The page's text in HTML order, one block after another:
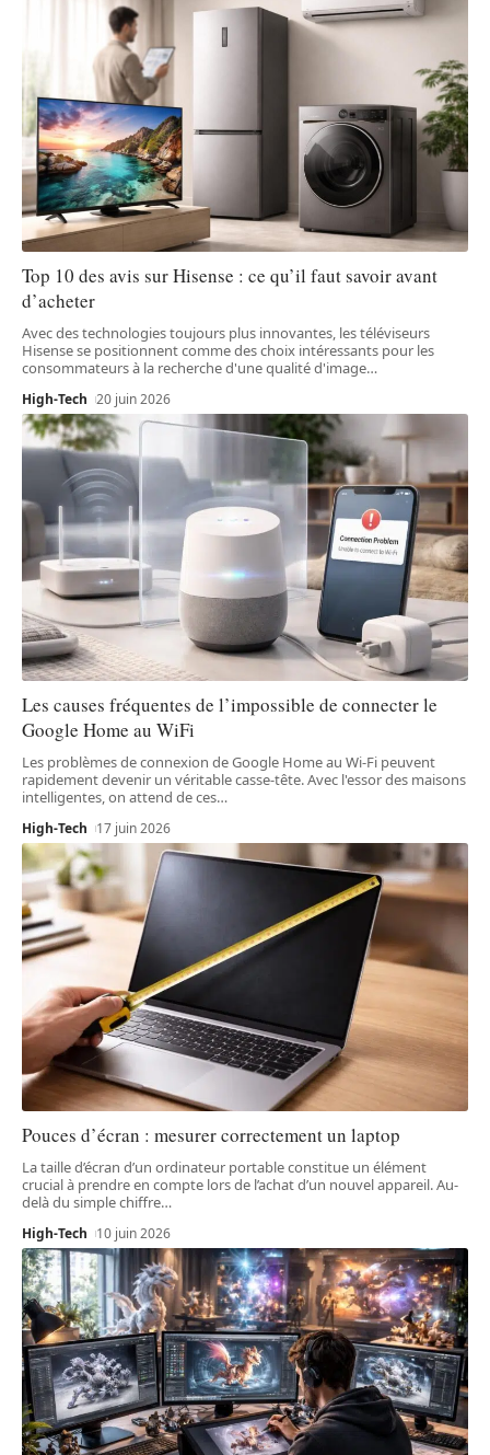
Top 10 des avis sur Hisense : ce qu’il faut savoir avant
d’acheter
Avec des technologies toujours plus innovantes, les téléviseurs
Hisense se positionnent comme des choix intéressants pour les
consommateurs à la recherche d'une qualité d'image…
High-Tech 20 juin 2026
Les causes fréquentes de l’impossible de connecter le
Google Home au WiFi
Les problèmes de connexion de Google Home au Wi-Fi peuvent
rapidement devenir un véritable casse-tête. Avec l'essor des maisons
intelligentes, on attend de ces…
High-Tech 17 juin 2026
Pouces d’écran : mesurer correctement un laptop
La taille d’écran d’un ordinateur portable constitue un élément
crucial à prendre en compte lors de l’achat d’un nouvel appareil. Au-
delà du simple chiffre…
High-Tech 10 juin 2026